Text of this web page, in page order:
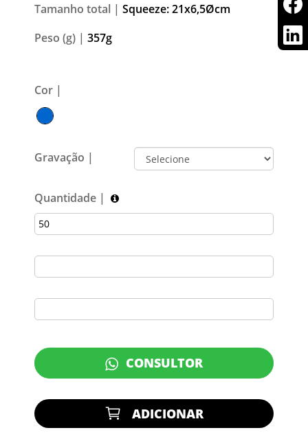
Tamanho total | Squeeze: 21x6,5Øcm
Peso (g) | 357g
Cor |
Gravação |
Quantidade |
CONSULTOR
ADICIONAR